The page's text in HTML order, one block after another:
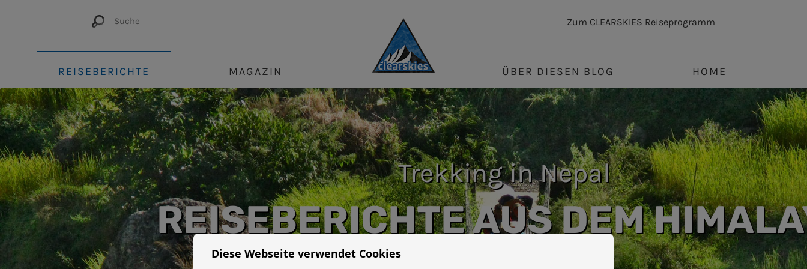
Zum CLEARSKIES Reiseprogramm
REISEBERICHTE MAGAZIN ÜBER DIESEN BLOG HOME
Trekking in Nepal
REISEBERICHTE AUS DEM
Diese Webseite verwendet Cookies